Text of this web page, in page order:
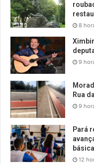
8
9
Rua
9
Pará
básica
12